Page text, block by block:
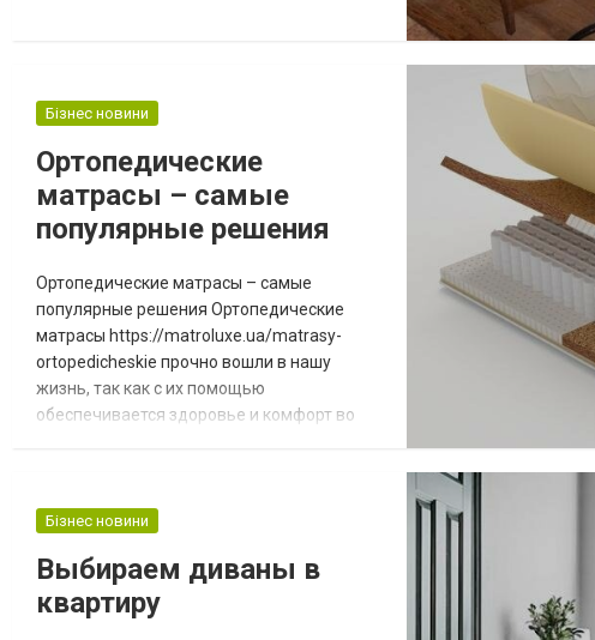
Обратите внимание на то, что
предпочитают именно заказать кре...
Бізнес новини
Ортопедические
матрасы – самые
популярные решения
Ортопедические матрасы – самые
популярные решения Ортопедические
матрасы https://matroluxe.ua/matrasy-
ortopedicheskie прочно вошли в нашу
жизнь, так как с их помощью
обеспечивается здоровье и комфорт во
повторяют контуру тела, но и оказывают
на позвоночник. Такое изделие не будет
прогибаться, независимо от того...
Бізнес новини
Выбираем диваны в
квартиру